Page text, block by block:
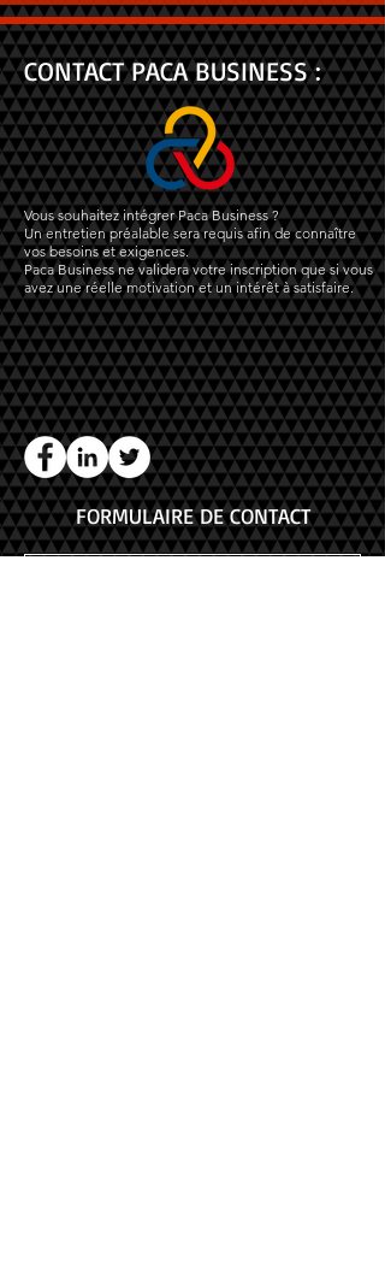
CONTACT PACA BUSINESS :
Vous souhaitez intégrer Paca Business ?
Un entretien préalable sera requis afin de connaître
vos besoins et exigences.
Paca Business ne validera votre inscription que si vous
avez une réelle motivation et un intérêt à satisfaire.
FORMULAIRE DE CONTACT